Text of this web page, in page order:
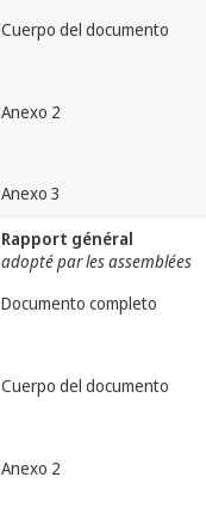
Cuerpo del documento
Anexo 2
Anexo 3
Rapport général
adopté par les assemblées
Documento completo
Cuerpo del documento
Anexo 2